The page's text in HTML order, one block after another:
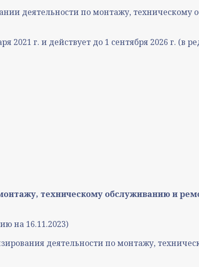
деятельности по монтажу,
2021 г. и действует до 1 сентября 2026 г. (в
техническому обслуживанию и
на 16.11.2023)
деятельности по монтажу,